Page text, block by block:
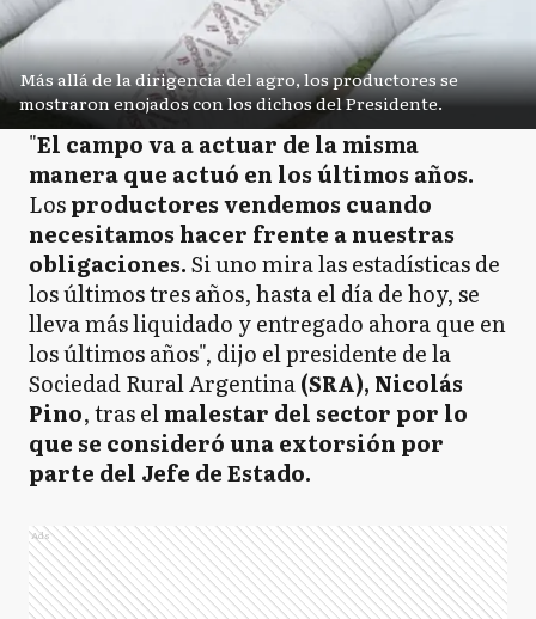
Más allá de la dirigencia del agro, los productores se
mostraron enojados con los dichos del Presidente.
"El campo va a actuar de la misma
manera que actuó en los últimos años.
Losproductores vendemos cuando
necesitamos hacer frente a nuestras
obligaciones.Si uno mira las estadísticas de
los últimos tres años, hasta el día de hoy, se
lleva más liquidado y entregado ahora que en
los últimos años", dijo el presidente de la
Sociedad Rural Argentina(SRA), Nicolás
Pino, tras elmalestar del sector por lo
que se consideró una extorsión por
parte del Jefe de Estado.
Ads